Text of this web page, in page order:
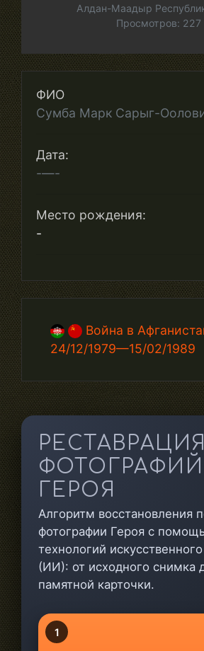
Алдан-Маадыр
Просмотров: 227
ФИО
Сумба Марк Сарыг-
Дата:
-—-
Место рождения:
-
Война в
24/12/1979—15/02/1989
РЕСТАВРАЦИЯ
ФОТОГРАФИЙ
ГЕРОЯ
Алгоритм восстановления
фотографии Героя с
технологий
(ИИ): от исходного снимка
памятной карточки.
1